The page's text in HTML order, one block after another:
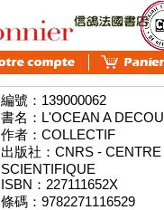
編號：139000062
書名：L'OCEAN A
作者：COLLECTIF
出版社：CNRS -
SCIENTIFIQUE
ISBN：227111652X
條碼：9782271116529